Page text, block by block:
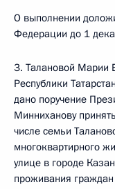
О выполнении
Федерации до 1
3. Талановой Марии
Республики
дано поручение
Минниханову
числе семьи
многоквартирного
улице в городе
проживания